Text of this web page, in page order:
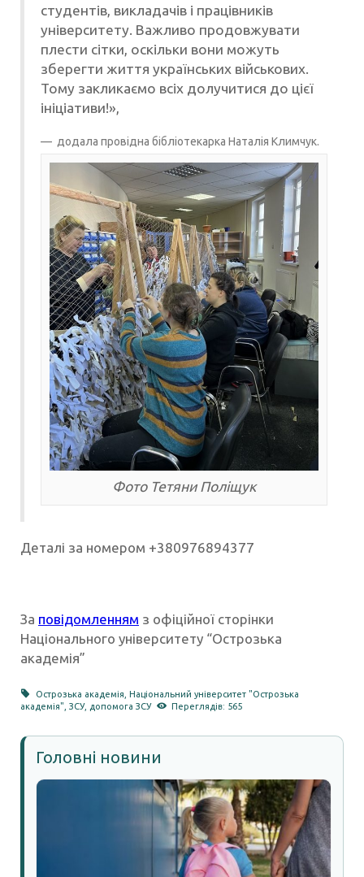
студентів, викладачів і працівників
університету. Важливо продовжувати
плести сітки, оскільки вони можуть
зберегти життя українських військових.
Тому закликаємо всіх долучитися до цієї
ініціативи!»,
додала провідна бібліотекарка Наталія Климчук.
Фото Тетяни Поліщук
Деталі за номером +380976894377
За повідомленням з офіційної сторінки
Національного університету “Острозька
академія”
Острозька академія
Національний університет "Острозька
академія", ЗСУ, допомога ЗСУ Переглядів: 565
Головні новини